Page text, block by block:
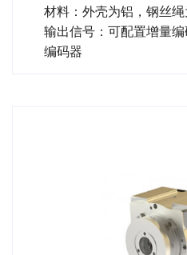
材料：外壳为铝，钢丝
输出信号：可配置增量
编码器